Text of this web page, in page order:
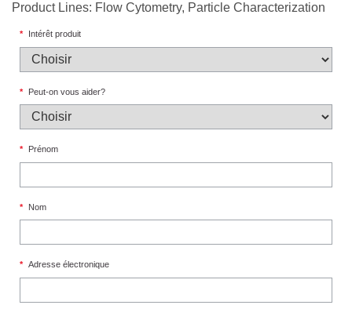
Product Lines: Flow Cytometry, Particle Characterization
* Intérêt produit
* Peut-on vous aider?
* Prénom
* Nom
* Adresse électronique